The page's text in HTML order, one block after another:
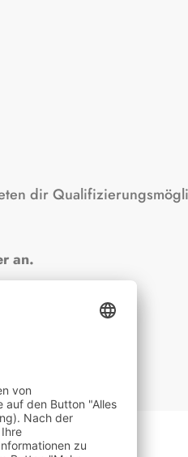
dir
an.
Post